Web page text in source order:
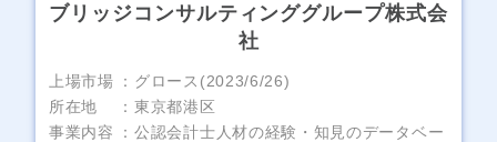
ブリッジコンサルティンググループ株式会
社
上場市場
グロース(2023/6/26)
所在地
東京都港区
事業内容
公認会計士人材の経験・知見のデータベー